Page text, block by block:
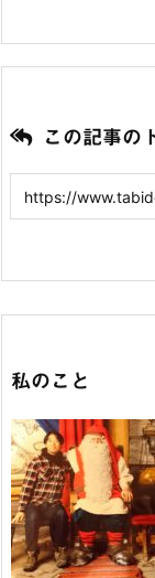
この記事の
私のこと